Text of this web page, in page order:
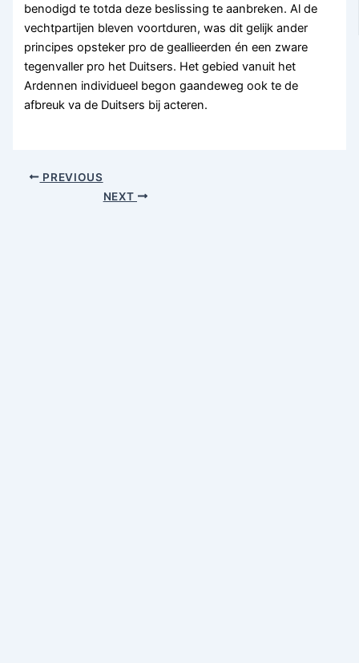
benodigd te totda deze beslissing te aanbreken. Al de
vechtpartijen bleven voortduren, was dit gelijk ander
principes opsteker pro de geallieerden én een zware
tegenvaller pro het Duitsers. Het gebied vanuit het
Ardennen individueel begon gaandeweg ook te de
afbreuk va de Duitsers bij acteren.
PREVIOUS
NEXT